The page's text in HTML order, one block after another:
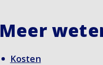
Meer
Kosten